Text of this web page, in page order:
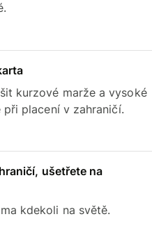
kurzové marže a vysoké
placení v zahraničí.
ušetřete na
kdekoli na světě.